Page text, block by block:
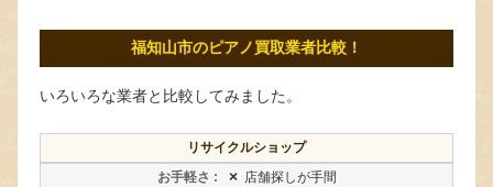
福知山市のピアノ買取業者比較！
いろいろな業者と比較してみました。
リサイクルショップ
× 店舗探しが手間